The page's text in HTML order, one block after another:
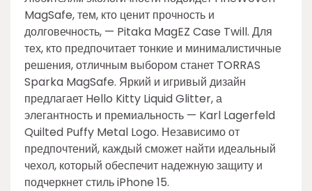
MagSafe, тем, кто ценит прочность и
долговечность, — Pitaka MagEZ Case Twill. Для
тех, кто предпочитает тонкие и минималистичные
решения, отличным выбором станет TORRAS
Sparka MagSafe. Яркий и игривый дизайн
предлагает Hello Kitty Liquid Glitter, а
элегантность и премиальность — Karl Lagerfeld
Quilted Puffy Metal Logo. Независимо от
предпочтений, каждый сможет найти идеальный
чехол, который обеспечит надежную защиту и
подчеркнет стиль iPhone 15.